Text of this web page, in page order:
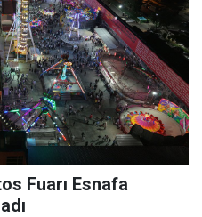
Fuarı Esnafa